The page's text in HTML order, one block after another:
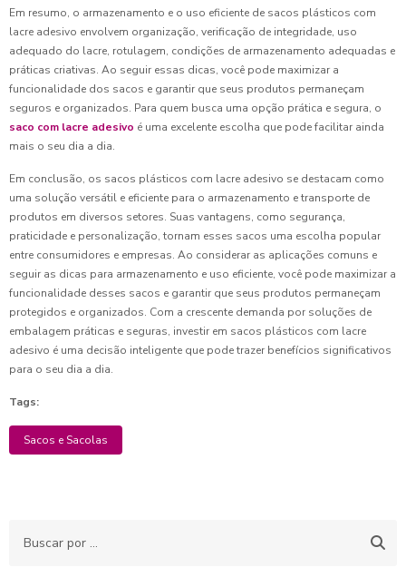
Em resumo, o armazenamento e o uso eficiente de sacos plásticos com
lacre adesivo envolvem organização, verificação de integridade, uso
adequado do lacre, rotulagem, condições de armazenamento adequadas e
práticas criativas. Ao seguir essas dicas, você pode maximizar a
funcionalidade dos sacos e garantir que seus produtos permaneçam
seguros e organizados. Para quem busca uma opção prática e segura, o
saco com lacre adesivo é uma excelente escolha que pode facilitar ainda
mais o seu dia a dia.
Em conclusão, os sacos plásticos com lacre adesivo se destacam como
uma solução versátil e eficiente para o armazenamento e transporte de
produtos em diversos setores. Suas vantagens, como segurança,
praticidade e personalização, tornam esses sacos uma escolha popular
entre consumidores e empresas. Ao considerar as aplicações comuns e
seguir as dicas para armazenamento e uso eficiente, você pode maximizar a
funcionalidade desses sacos e garantir que seus produtos permaneçam
protegidos e organizados. Com a crescente demanda por soluções de
embalagem práticas e seguras, investir em sacos plásticos com lacre
adesivo é uma decisão inteligente que pode trazer benefícios significativos
para o seu dia a dia.
Tags:
Sacos e Sacolas